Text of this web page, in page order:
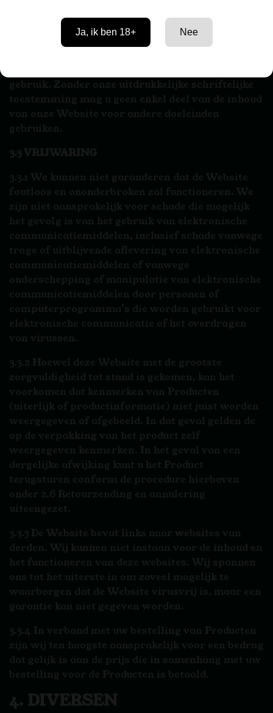
3.2.2 U mag de Website uitsluitend gebruiken voor
doeleinden die in overeenstemming zijn met deze
gebruik. Zonder onze uitdrukkelijke schriftelijke
toestemming mag u geen enkel deel van de inhoud
van onze Website voor andere doeleinden
gebruiken.
3.3 VRIJWARING
3.3.1 We kunnen niet garanderen dat de Website
foutloos en ononderbroken zal functioneren. We
zijn niet aansprakelijk voor schade die mogelijk
het gevolg is van het gebruik van elektronische
communicatiemiddelen, inclusief schade vanwege
trage of uitblijvende aflevering van elektronische
communicatiemiddelen of vanwege
onderschepping of manipulatie van elektronische
communicatiemiddelen door personen of
computerprogramma’s die worden gebruikt voor
elektronische communicatie of het overdragen
van virussen.
3.3.2 Hoewel deze Website met de grootste
zorgvuldigheid tot stand is gekomen, kan het
voorkomen dat kenmerken van Producten
(uiterlijk of productinformatie) niet juist worden
weergegeven of afgebeeld. In dat geval gelden de
op de verpakking van het product zelf
weergegeven kenmerken. In het geval van een
dergelijke afwijking kunt u het Product
terugsturen conform de procedure hierboven
onder 2.6 Retourzending en annulering
uiteengezet.
3.3.3 De Website bevat links naar websites van
derden. Wij kunnen niet instaan voor de inhoud en
het functioneren van deze websites. Wij spannen
ons tot het uiterste in om zoveel mogelijk te
waarborgen dat de Website virusvrij is, maar een
garantie kan niet gegeven worden.
3.3.4 In verband met uw bestelling van Producten
zijn wij ten hoogste aansprakelijk voor een bedrag
dat gelijk is aan de prijs die in samenhang met uw
bestelling voor de Producten is betaald.
4. DIVERSEN
Ja, ik ben 18+ Nee